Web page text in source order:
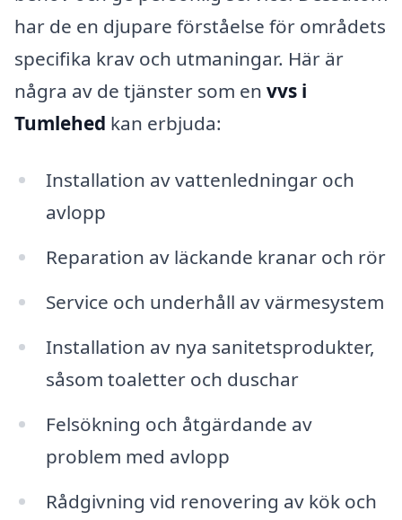
har de en djupare förståelse för områdets
specifika krav och utmaningar. Här är
några av de tjänster som en vvs i
Tumlehed kan erbjuda:
Installation av vattenledningar och
avlopp
Reparation av läckande kranar och rör
Service och underhåll av värmesystem
Installation av nya sanitetsprodukter,
såsom toaletter och duschar
Felsökning och åtgärdande av
problem med avlopp
Rådgivning vid renovering av kök och